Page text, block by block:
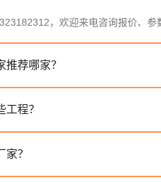
，欢迎来电咨询报价、参
荐哪家？
程？
？